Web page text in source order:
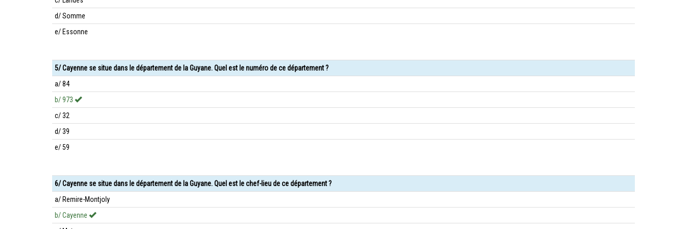
d/ Somme
e/ Essonne
5/ Cayenne se situe dans le département de la Guyane. Quel est le numéro de ce département ?
a/ 84
b/ 973
c/ 32
d/ 39
e/ 59
6/ Cayenne se situe dans le département de la Guyane. Quel est le chef-lieu de ce département ?
a/ Remire-Montjoly
b/ Cayenne